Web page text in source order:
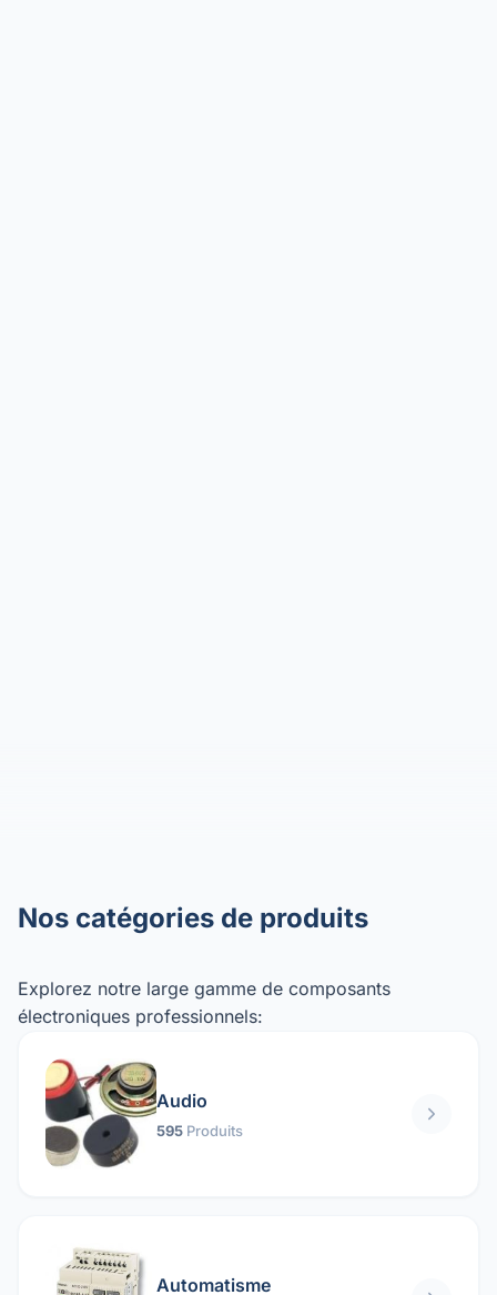
Nos catégories de produits
Explorez notre large gamme de composants
électroniques professionnels:
Audio
595 Produits
Automatisme